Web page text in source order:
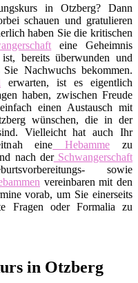
in Otzberg? Dann
schauen und gratulieren
haben Sie die kritischen
eine Geheimnis
bereits überwunden und
Nachwuchs bekommen.
erwarten, ist es eigentlich
haben, zwischen Freude
einen Austausch mit
wünschen, die in der
Vielleicht hat auch Ihr
eine Hebamme zu
nach derSchwangerschaft
sowie
vereinbaren mit den
vorab, um Sie einerseits
Fragen oder Formalia zu
in Otzberg